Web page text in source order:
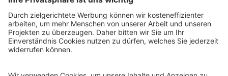
WWF Deutschland
Reinhardtstr. 18
10117 Berlin